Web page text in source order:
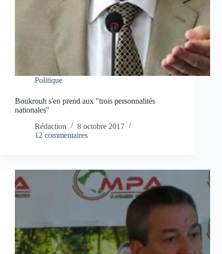
Politique
Boukrouh s'en prend aux "trois personnalités
nationales"
Rédaction
8 octobre 2017
12 commentaires